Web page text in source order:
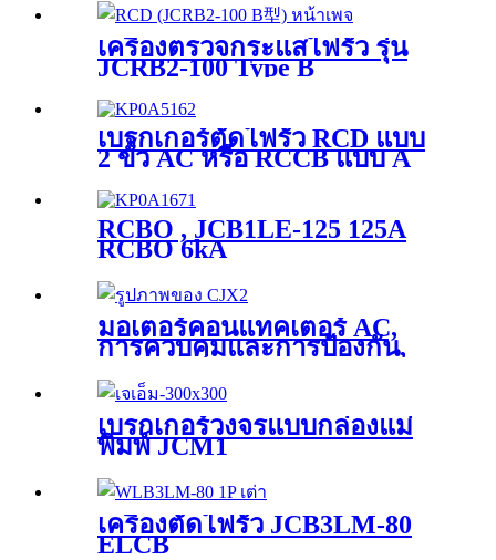
เครื่องตรวจกระแสไฟรั่ว รุ่น
JCRB2-100 Type B
เบรกเกอร์ตัดไฟรั่ว RCD แบบ
2 ขั้ว AC หรือ RCCB แบบ A
RCBO , JCB1LE-125 125A
RCBO 6kA
มอเตอร์คอนแทคเตอร์ AC,
การควบคุมและการป้องกัน,
เบรกเกอร์วงจรแบบกล่องแม่
พิมพ์ JCM1
เครื่องตัดไฟรั่ว JCB3LM-80
ELCB